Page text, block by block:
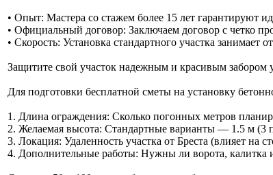
• Опыт: Мастера со стажем более 15 лет гарантируют
• Официальный договор: Заключаем договор с четко
• Скорость: Установка стандартного участка занимает
Защитите свой участок надежным и красивым забором
Для подготовки бесплатной сметы на установку
1. Длина ограждения: Сколько погонных метров
2. Желаемая высота: Стандартные варианты — 1.5 м (3
3. Локация: Удаленность участка от Бреста (влияет на
4. Дополнительные работы: Нужны ли ворота, калитка